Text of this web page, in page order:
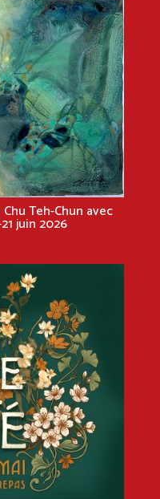
Teh-Chun avec
juin 2026